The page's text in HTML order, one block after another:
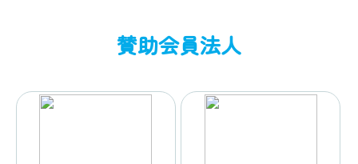
賛助会員法人